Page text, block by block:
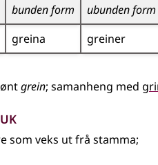
bunden form ubunden form
greina greiner
grein; samanheng med
som veks ut frå stamma;